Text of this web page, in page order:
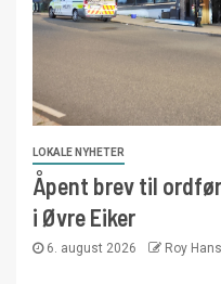
LOKALE NYHETER
Åpent brev til
i Øvre Eiker
6. august 2026 Roy